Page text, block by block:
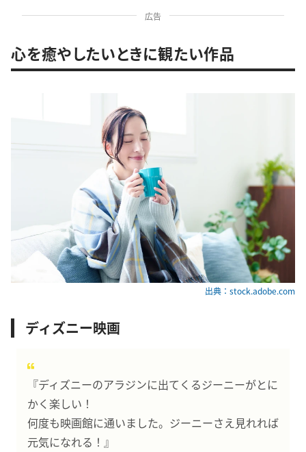
広告
心を癒やしたいときに観たい作品
出典：stock.adobe.com
ディズニー映画
『ディズニーのアラジンに出てくるジーニーがとに
かく楽しい！
何度も映画館に通いました。ジーニーさえ見れれば
元気になれる！』